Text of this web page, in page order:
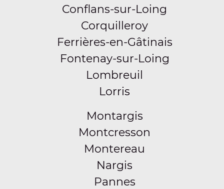
Conflans-sur-Loing
Corquilleroy
Ferrières-en-Gâtinais
Fontenay-sur-Loing
Lombreuil
Lorris
Montargis
Montcresson
Montereau
Nargis
Pannes